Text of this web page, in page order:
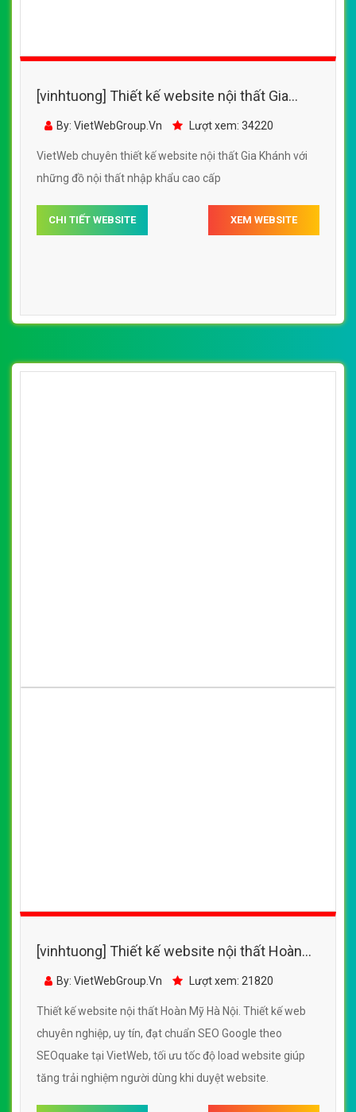
[vinhtuong] Thiết kế website nội thất Gia
Khánh đẹp, chuyên nghiệp chuẩn SEO
By: VietWebGroup.Vn Lượt xem: 34220
VietWeb chuyên thiết kế website nội thất Gia Khánh với
những đồ nội thất nhập khẩu cao cấp
CHI TIẾT WEBSITE XEM WEBSITE
[vinhtuong] Thiết kế website nội thất Hoàn
Mỹ Hà Nội đẹp SEO nhanh hiệu quả
By: VietWebGroup.Vn Lượt xem: 21820
Thiết kế website nội thất Hoàn Mỹ Hà Nội. Thiết kế web
chuyên nghiệp, uy tín, đạt chuẩn SEO Google theo
SEOquake tại VietWeb, tối ưu tốc độ load website giúp
tăng trải nghiệm người dùng khi duyệt website.